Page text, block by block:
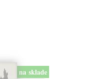
na sklade